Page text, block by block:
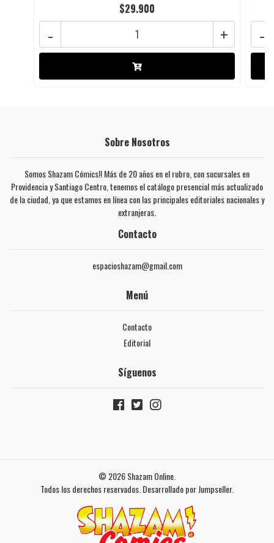
$29.900
+
- -
Sobre Nosotros
Somos Shazam Cómics!! Más de 20 años en el rubro, con sucursales en
Providencia y Santiago Centro, tenemos el catálogo presencial más actualizado
de la ciudad, ya que estamos en línea con las principales editoriales nacionales y
extranjeras.
Contacto
espacioshazam@gmail.com
Menú
Contacto
Editorial
Síguenos
© 2026 Shazam Online.
Todos los derechos reservados. Desarrollado por Jumpseller.